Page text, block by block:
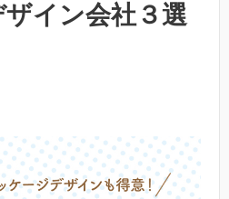
イン会社３選